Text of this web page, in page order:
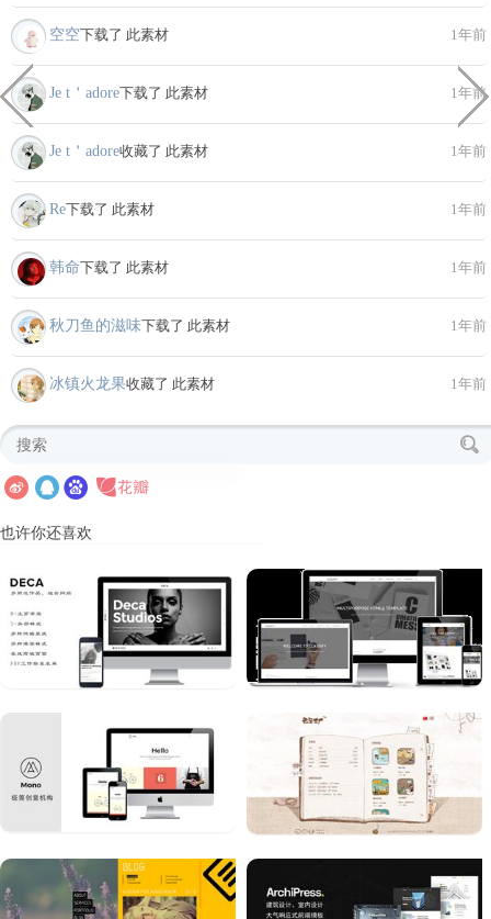
空空下载了 此素材 1年前
Je t＇adore下载了 此素材 1年前
Je t＇adore收藏了 此素材 1年前
Re下载了 此素材 1年前
韩命下载了 此素材 1年前
秋刀鱼的滋味下载了 此素材 1年前
冰镇火龙果收藏了 此素材 1年前
也许你还喜欢